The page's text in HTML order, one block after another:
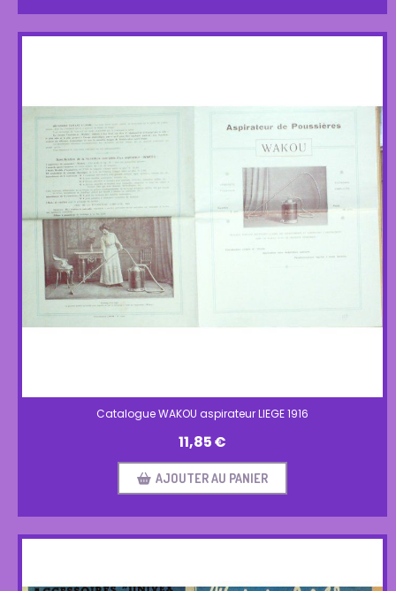
Catalogue WAKOU aspirateur LIEGE 1916
11,85€
AJOUTER AU PANIER